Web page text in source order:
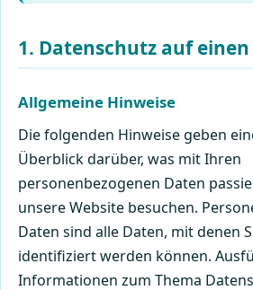
1. Datenschutz auf
Allgemeine Hinweise
Die folgenden Hinweise geben
Überblick darüber, was mit Ihren
personenbezogenen Daten
unsere Website besuchen.
Daten sind alle Daten, mit denen
identifiziert werden können.
Informationen zum Thema